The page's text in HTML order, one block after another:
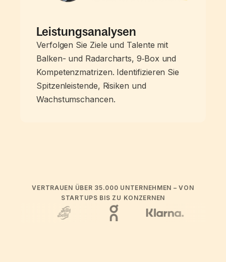
Leistungsanalysen
Verfolgen Sie Ziele und Talente mit
Balken- und Radarcharts, 9‑Box und
Kompetenzmatrizen. Identifizieren Sie
Spitzenleistende, Risiken und
Wachstumschancen.
VERTRAUEN ÜBER 35.000 UNTERNEHMEN – VON
STARTUPS BIS ZU KONZERNEN